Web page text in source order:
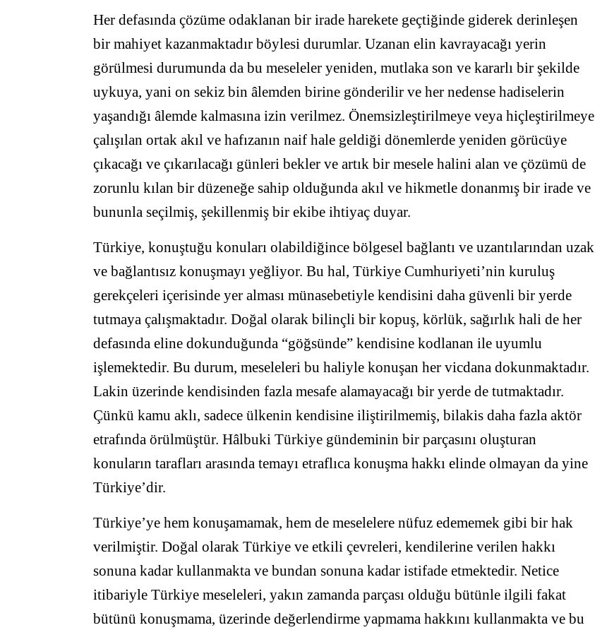
Her defasında çözüme odaklanan bir irade harekete geçtiğinde giderek derinleşen
bir mahiyet kazanmaktadır böylesi durumlar. Uzanan elin kavrayacağı yerin
görülmesi durumunda da bu meseleler yeniden, mutlaka son ve kararlı bir şekilde
uykuya, yani on sekiz bin âlemden birine gönderilir ve her nedense hadiselerin
yaşandığı âlemde kalmasına izin verilmez. Önemsizleştirilmeye veya hiçleştirilmeye
çalışılan ortak akıl ve hafızanın naif hale geldiği dönemlerde yeniden görücüye
çıkacağı ve çıkarılacağı günleri bekler ve artık bir mesele halini alan ve çözümü de
zorunlu kılan bir düzeneğe sahip olduğunda akıl ve hikmetle donanmış bir irade ve
bununla seçilmiş, şekillenmiş bir ekibe ihtiyaç duyar.
Türkiye, konuştuğu konuları olabildiğince bölgesel bağlantı ve uzantılarından uzak
ve bağlantısız konuşmayı yeğliyor. Bu hal, Türkiye Cumhuriyeti’nin kuruluş
gerekçeleri içerisinde yer alması münasebetiyle kendisini daha güvenli bir yerde
tutmaya çalışmaktadır. Doğal olarak bilinçli bir kopuş, körlük, sağırlık hali de her
defasında eline dokunduğunda “göğsünde” kendisine kodlanan ile uyumlu
işlemektedir. Bu durum, meseleleri bu haliyle konuşan her vicdana dokunmaktadır.
Lakin üzerinde kendisinden fazla mesafe alamayacağı bir yerde de tutmaktadır.
Çünkü kamu aklı, sadece ülkenin kendisine iliştirilmemiş, bilakis daha fazla aktör
etrafında örülmüştür. Hâlbuki Türkiye gündeminin bir parçasını oluşturan
konuların tarafları arasında temayı etraflıca konuşma hakkı elinde olmayan da yine
Türkiye’dir.
Türkiye’ye hem konuşamamak, hem de meselelere nüfuz edememek gibi bir hak
verilmiştir. Doğal olarak Türkiye ve etkili çevreleri, kendilerine verilen hakkı
sonuna kadar kullanmakta ve bundan sonuna kadar istifade etmektedir. Netice
itibariyle Türkiye meseleleri, yakın zamanda parçası olduğu bütünle ilgili fakat
bütünü konuşmama, üzerinde değerlendirme yapmama hakkını kullanmakta ve bu